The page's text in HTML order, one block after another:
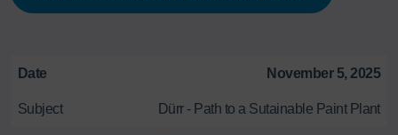
Date November 5, 2025
Subject Dürr - Path to a Sutainable Paint Plant